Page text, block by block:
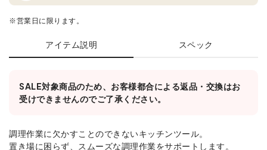
※営業日に限ります。
アイテム説明 スペック
SALE対象商品のため、お客様都合による返品・交換はお
受けできませんのでご了承ください。
調理作業に欠かすことのできないキッチンツール。
置き場に困らず、スムーズな調理作業をサポートします。